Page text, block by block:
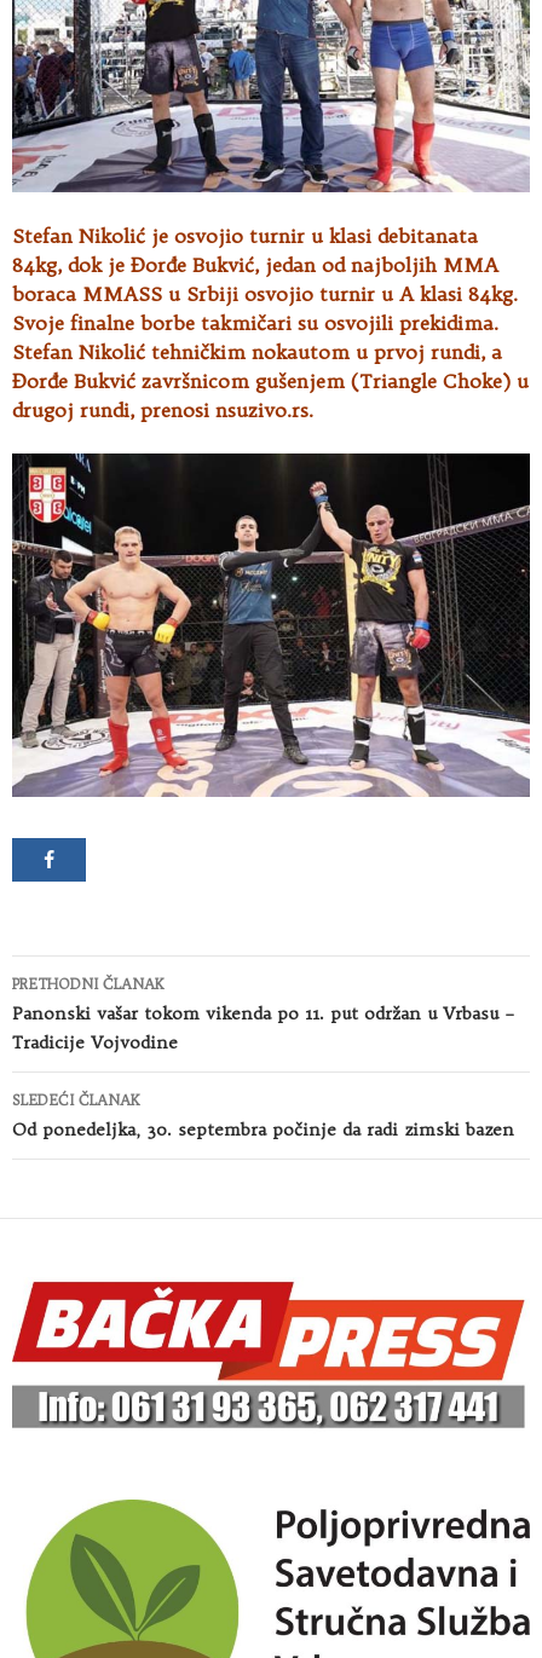
Stefan Nikolić je osvojio turnir u klasi debitanata
84kg, dok je Đorđe Bukvić, jedan od najboljih MMA
boraca MMASS u Srbiji osvojio turnir u A klasi 84kg.
Svoje finalne borbe takmičari su osvojili prekidima.
Stefan Nikolić tehničkim nokautom u prvoj rundi, a
Đorđe Bukvić završnicom gušenjem (Triangle Choke) u
drugoj rundi, prenosi nsuzivo.rs.
Kretanje
članaka
PRETHODNI ČLANAK
Panonski vašar tokom vikenda po 11. put održan u Vrbasu –
Tradicije Vojvodine
SLEDEĆI ČLANAK
Od ponedeljka, 30. septembra počinje da radi zimski bazen